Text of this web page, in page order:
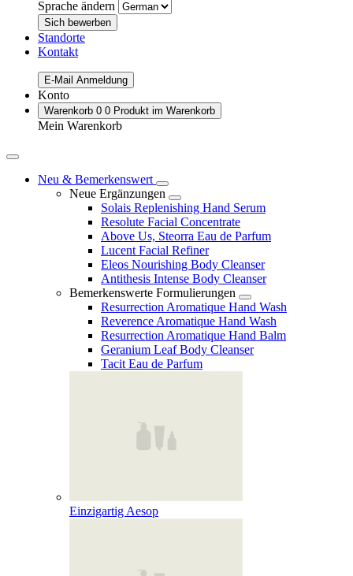
Sprache ändern
Sich bewerben
Standorte
Kontakt
E-Mail Anmeldung
Konto
Warenkorb 0 0 Produkt im Warenkorb
Mein Warenkorb
Neu & Bemerkenswert
Neue Ergänzungen
Solais Replenishing Hand Serum
Resolute Facial Concentrate
Above Us, Steorra Eau de Parfum
Lucent Facial Refiner
Eleos Nourishing Body Cleanser
Antithesis Intense Body Cleanser
Bemerkenswerte Formulierungen
Resurrection Aromatique Hand Wash
Reverence Aromatique Hand Wash
Resurrection Aromatique Hand Balm
Geranium Leaf Body Cleanser
Tacit Eau de Parfum
Einzigartig Aesop